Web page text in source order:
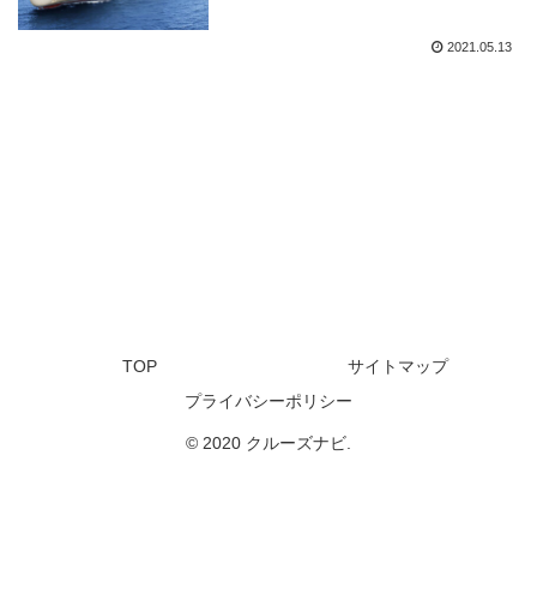
2021.05.13
TOP
サイトマップ
プライバシーポリシー
© 2020 クルーズナビ.